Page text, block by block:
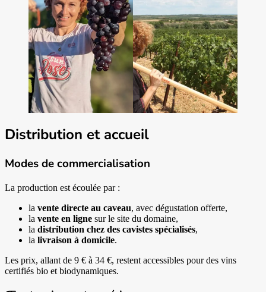
Distribution et accueil
Modes de commercialisation
La production est écoulée par :
la vente directe au caveau, avec dégustation offerte,
la vente en ligne sur le site du domaine,
la distribution chez des cavistes spécialisés,
la livraison à domicile.
Les prix, allant de 9 € à 34 €, restent accessibles pour des vins
certifiés bio et biodynamiques.